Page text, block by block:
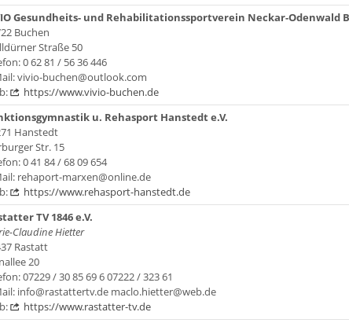
Gesundheits- und Rehabilitationssportverein Neckar-Odenwald
Buchen
Straße 50
0 62 81 / 56 36 446
vivio-buchen@outlook.com
https://www.vivio-buchen.de
u. Rehasport Hanstedt e.V.
Hanstedt
Str. 15
0 41 84 / 68 09 654
rehaport-marxen@online.de
https://www.rehasport-hanstedt.de
TV 1846 e.V.
Claudine Hietter
Rastatt
20
07229 / 30 85 69 6 07222 / 323 61
info@rastattertv.de maclo.hietter@web.de
https://www.rastatter-tv.de